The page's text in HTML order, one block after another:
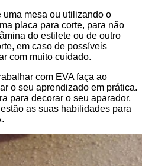
uma mesa ou utilizando o
placa para corte, para não
do estilete ou de outro
em caso de possíveis
com muito cuidado.
com EVA faça ao
o seu aprendizado em prática.
para decorar o seu aparador,
as suas habilidades para